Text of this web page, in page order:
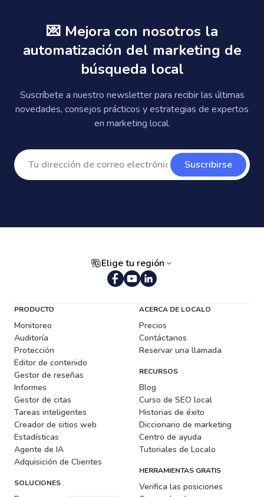
💌 Mejora con nosotros la
automatización del marketing de
búsqueda local
Suscríbete a nuestro newsletter para recibir las últimas
novedades, consejos prácticos y estrategias de expertos
en marketing local.
Suscribirse
Elige tu región
PRODUCTO
Monitoreo
Auditoría
Protección
Editor de contenido
Gestor de reseñas
Informes
Gestor de citas
Tareas inteligentes
Creador de sitios web
Estadísticas
Agente de IA
Adquisición de Clientes
SOLUCIONES
ACERCA DE LOCALO
Precios
Contáctanos
Reservar una llamada
RECURSOS
Blog
Curso de SEO local
Historias de éxito
Diccionario de marketing
Centro de ayuda
Tutoriales de Localo
HERRAMIENTAS GRATIS
Verifica las posiciones